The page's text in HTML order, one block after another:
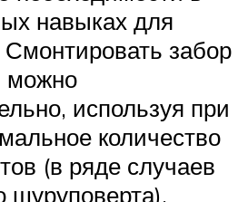
навыках для
Смонтировать забор
можно
используя при
количество
(в ряде случаев
шуруповерта).